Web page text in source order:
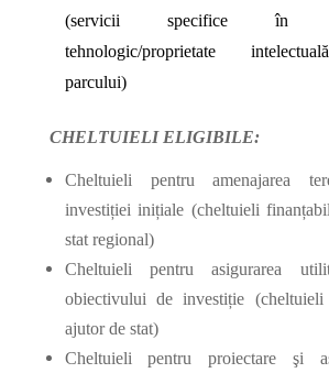
(servicii specifice în
tehnologic/proprietate
parcului)
CHELTUIELI ELIGIBILE:
Cheltuieli pentru amenajarea
investiției inițiale (cheltuieli
stat regional)
Cheltuieli pentru asigurarea
obiectivului de investiție
ajutor de stat)
Cheltuieli pentru proiectare şi